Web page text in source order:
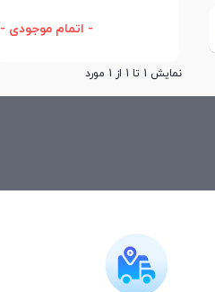
- اتمام موجودی -
نمایش 1 تا 1 از 1 مورد